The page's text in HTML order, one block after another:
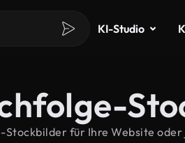
KI-Studio
Stockbilder für Ihre Website